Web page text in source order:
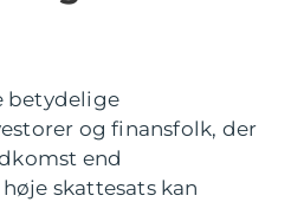
betydelige
og finansfolk, der
end
skattesats kan